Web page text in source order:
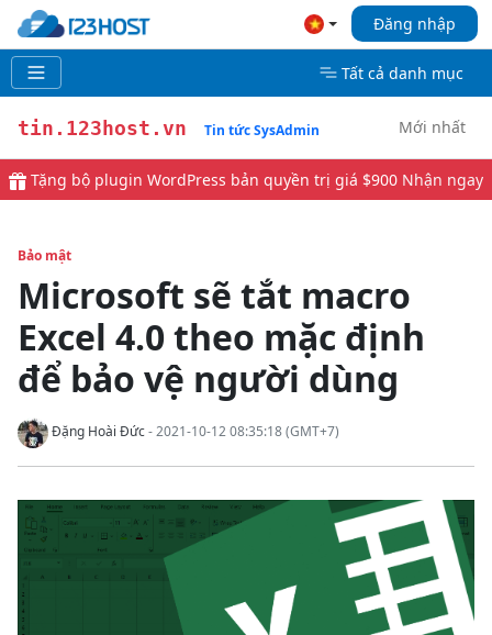
Đăng nhập
Tất cả danh mục
tin.123host.vn Tin tức SysAdmin Mới nhất
Tặng bộ plugin WordPress bản quyền trị giá $900 Nhận ngay
Bảo mật
Microsoft sẽ tắt macro
Excel 4.0 theo mặc định
để bảo vệ người dùng
Đặng Hoài Đức- 2021-10-12 08:35:18 (GMT+7)